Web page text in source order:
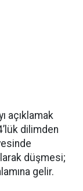
açıklamak
dilimden
düşmesi;
gelir.